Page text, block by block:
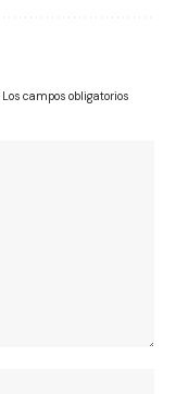
Los campos obligatorios